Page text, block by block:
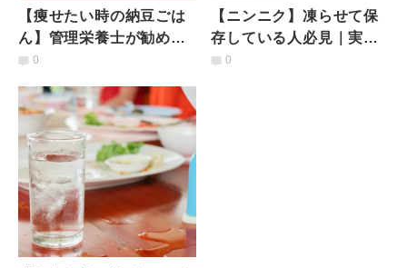
【痩せたい時の納豆ごは
ん】管理栄養士が勧めた
い、代謝アップ＆腸活に
し」レシピ
0
【ニンニク】凍らせて保
存している人必見｜実は
簡単！半年～１年保存可
0